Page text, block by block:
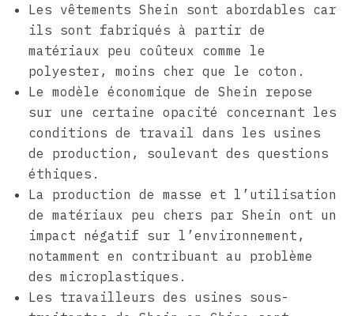
Les vêtements Shein sont abordables car
ils sont fabriqués à partir de
matériaux peu coûteux comme le
polyester, moins cher que le coton.
Le modèle économique de Shein repose
sur une certaine opacité concernant les
conditions de travail dans les usines
de production, soulevant des questions
éthiques.
La production de masse et l’utilisation
de matériaux peu chers par Shein ont un
impact négatif sur l’environnement,
notamment en contribuant au problème
des microplastiques.
Les travailleurs des usines sous-